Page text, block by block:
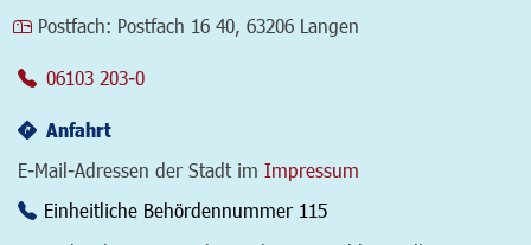
Postfach: Postfach 16 40, 63206 Langen
06103 203-0
Anfahrt
E-Mail-Adressen der Stadt im Impressum
Einheitliche Behördennummer 115